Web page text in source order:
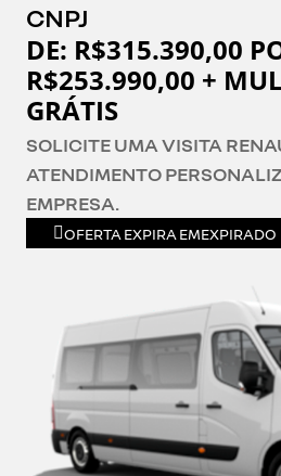
CNPJ
DE: R$315.390,00
R$253.990,00 +
GRÁTIS
SOLICITE UMA VISITA
ATENDIMENTO
EMPRESA.
OFERTA EXPIRA EMEXPIRADO